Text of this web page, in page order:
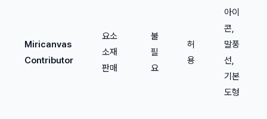
Miricanvas
Contributor
요소
소재
판매
불
필
요
허
용
아이
콘,
말풍
선,
기본
도형